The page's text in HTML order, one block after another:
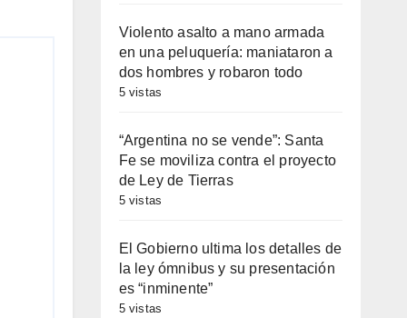
Violento asalto a mano armada
en una peluquería: maniataron a
dos hombres y robaron todo
5 vistas
“Argentina no se vende”: Santa
Fe se moviliza contra el proyecto
de Ley de Tierras
5 vistas
El Gobierno ultima los detalles de
la ley ómnibus y su presentación
es “inminente”
5 vistas